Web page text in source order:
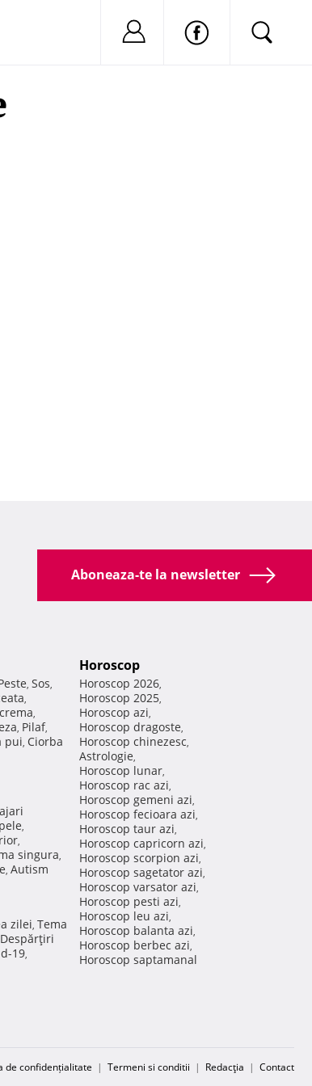
Nu ai cont?
Aboneaza-te la newsletter
, Sos,
,
,
, Pilaf,
pui, Ciorba
,
,
singura,
, Autism
zilei, Tema
Despărţiri
19,
Horoscop
Horoscop 2026,
Horoscop 2025,
Horoscop azi,
Horoscop dragoste,
Horoscop chinezesc,
Astrologie,
Horoscop lunar,
Horoscop rac azi,
Horoscop gemeni azi,
Horoscop fecioara azi,
Horoscop taur azi,
Horoscop capricorn azi,
Horoscop scorpion azi,
Horoscop sagetator azi,
Horoscop varsator azi,
Horoscop pesti azi,
Horoscop leu azi,
Horoscop balanta azi,
Horoscop berbec azi,
Horoscop saptamanal
de confidențialitate | Termeni si conditii | Redacţia | Contact